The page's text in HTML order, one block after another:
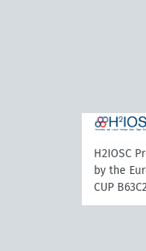
H2IOSC
by the
CUP